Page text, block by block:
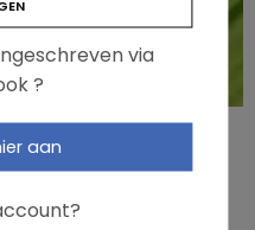
artisjok pancreaskanker
via
?
aan